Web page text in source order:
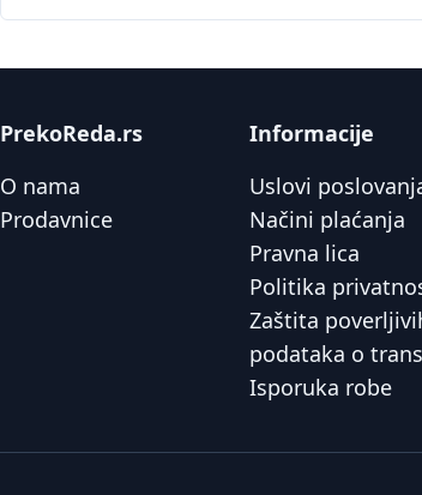
PrekoReda.rs
O nama
Prodavnice
Informacije
Uslovi
Načini plaćanja
Pravna lica
Politika
Zaštita
podataka o
Isporuka robe